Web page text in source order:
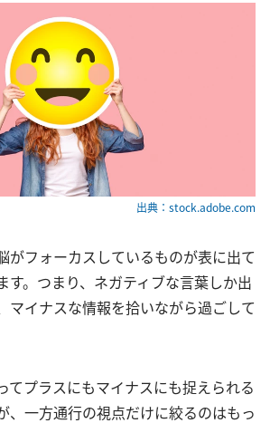
出典：stock.adobe.com
がフォーカスしているものが表に出て
す。つまり、ネガティブな言葉しか出
マイナスな情報を拾いながら過ごして
てプラスにもマイナスにも捉えられる
、一方通行の視点だけに絞るのはもっ